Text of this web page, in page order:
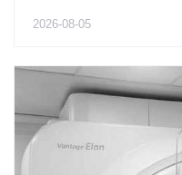
2026-08-05